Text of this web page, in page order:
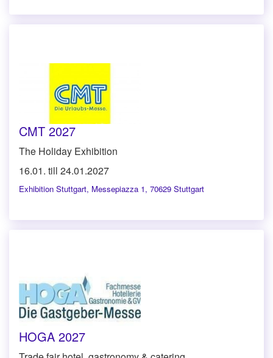
CMT 2027
The Holiday Exhibition
16.01. till 24.01.2027
Exhibition Stuttgart, Messepiazza 1, 70629 Stuttgart
HOGA 2027